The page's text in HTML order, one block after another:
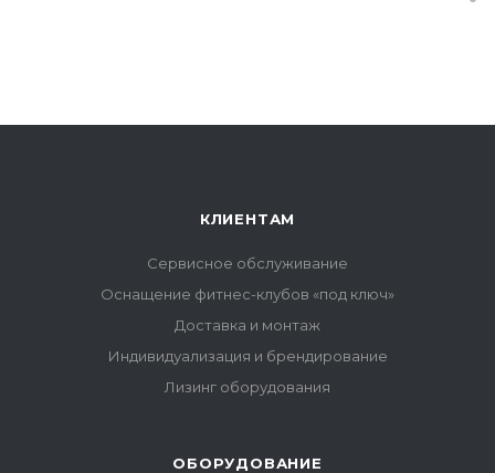
КЛИЕНТАМ
Сервисное обслуживание
Оснащение фитнес-клубов «под ключ»
Доставка и монтаж
Индивидуализация и брендирование
Лизинг оборудования
ОБОРУДОВАНИЕ